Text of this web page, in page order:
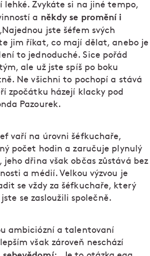
lehké. Zvykáte si na jiné tempo,
a někdy se promění i
jste šéfem svých
jim říkat, co mají dělat, anebo je
to jednoduché. Sice pořád
ale už jste spíš po boku
Ne všichni to pochopí a stává
zpočátku házejí klacky pod
Pazourek.
vaří na úrovni šéfkuchaře,
počet hodin a zaručuje plynulý
dřina však občas zůstává bez
a médií. Velkou výzvou je
se vždy za šéfkuchaře, který
se zasloužili společně.
ambiciózní a talentovaní
však zároveň neschází